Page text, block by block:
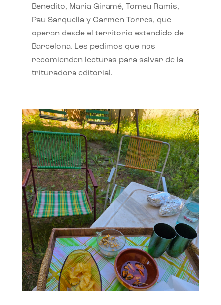
Benedito, Maria Giramé, Tomeu Ramis,
Pau Sarquella y Carmen Torres, que
operan desde el territorio extendido de
Barcelona. Les pedimos que nos
recomienden lecturas para salvar de la
trituradora editorial.